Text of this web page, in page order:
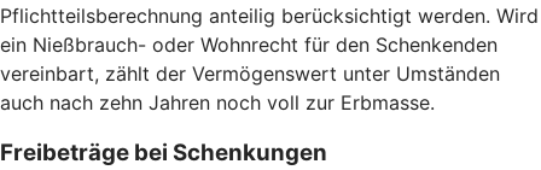
Pflichtteilsberechnung anteilig berücksichtigt werden. Wird
ein Nießbrauch- oder Wohnrecht für den Schenkenden
vereinbart, zählt der Vermögenswert unter Umständen
auch nach zehn Jahren noch voll zur Erbmasse.
Freibeträge bei Schenkungen